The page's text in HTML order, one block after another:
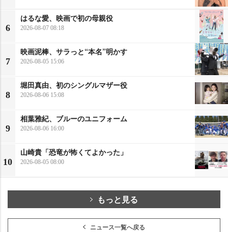
6
はるな愛、映画で初の母親役
2026-08-07 08:18
7
映画泥棒、サラっと“本名”明かす
2026-08-05 15:06
8
堀田真由、初のシングルマザー役
2026-08-06 15:08
9
相葉雅紀、ブルーのユニフォーム
2026-08-06 16:00
10
山崎貴「恐竜が怖くてよかった」
2026-08-05 08:00
もっと見る
ニュース一覧へ戻る